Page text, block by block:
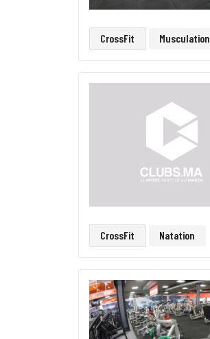
CrossFit Musculation
CrossFit Natation